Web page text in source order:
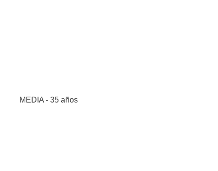
MEDIA - 35 años